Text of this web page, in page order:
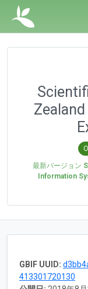
最新バージョン
Information
GBIF UUID:
413301720130